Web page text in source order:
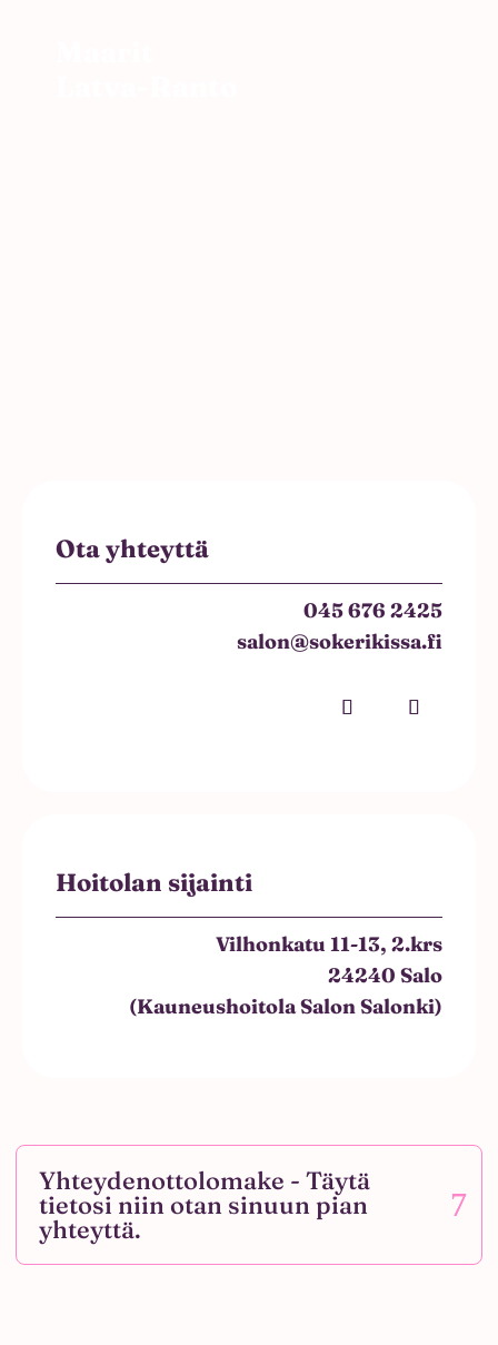
Ota yhteyttä
045 676 2425
salon@sokerikissa.fi
Hoitolan sijainti
Vilhonkatu 11-13, 2.krs
24240 Salo
(Kauneushoitola Salon Salonki)
Yhteydenottolomake - Täytä
tietosi niin otan sinuun pian
yhteyttä.